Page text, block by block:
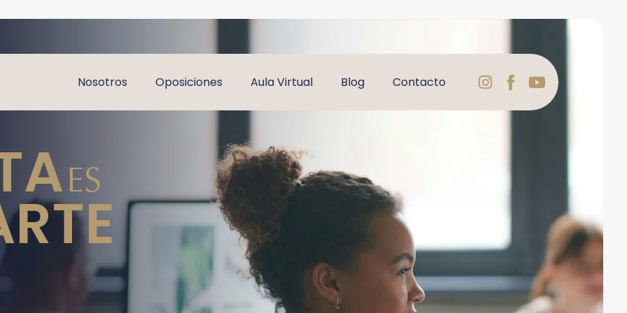
Nosotros
Oposiciones Aula Virtual Blog Contacto Instagram
Logo
Facebook
Youtube
ES